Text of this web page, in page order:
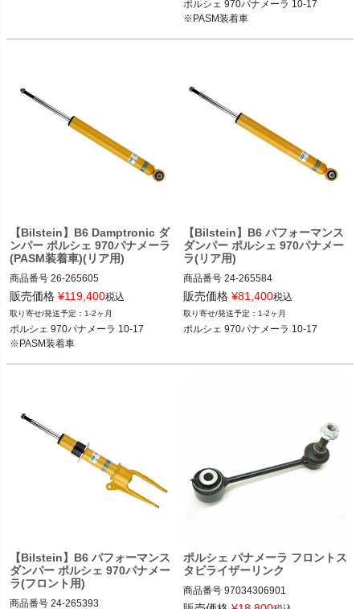
2T14：bil26-265599
ポルシェ 970パナメーラ 10-17
※PASM装着車
【Bilstein】B6 Damptronic ダ
ンパー ポルシェ 970パナメーラ
(PASM装着車)(リア用)
商品番号 26-265605
26-265605
ポルシェ 970パナメーラ 10-17
2T14：bil26-265605
販売価格 ¥119,400税込
1-2ヶ月
ポルシェ 970パナメーラ 10-17
※PASM装着車
【Bilstein】B6 パフォーマンス
ダンパー ポルシェ 970パナメー
ラ(リア用)
商品番号 24-265584
24-265584
ポルシェ 970パナメーラ 10-17
2T14：bil24-265584
販売価格 ¥81,400税込
1-2ヶ月
ポルシェ 970パナメーラ 10-17
【Bilstein】B6 パフォーマンス
ダンパー ポルシェ 970パナメー
ラ(フロント用)
商品番号 24-265393
ポルシェ パナメーラ フロントス
タビライザーリンク
商品番号 97034306901
97034306901